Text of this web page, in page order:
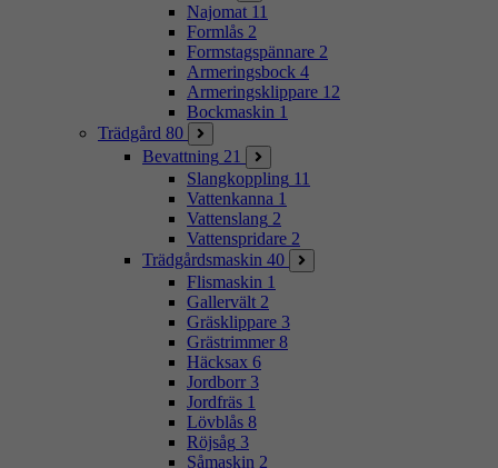
Najomat 11
Formlås 2
Formstagspännare 2
Armeringsbock 4
Armeringsklippare 12
Bockmaskin 1
Trädgård 80
Bevattning 21
Slangkoppling 11
Vattenkanna 1
Vattenslang 2
Vattenspridare 2
Trädgårdsmaskin 40
Flismaskin 1
Gallervält 2
Gräsklippare 3
Grästrimmer 8
Häcksax 6
Jordborr 3
Jordfräs 1
Lövblås 8
Röjsåg 3
Såmaskin 2